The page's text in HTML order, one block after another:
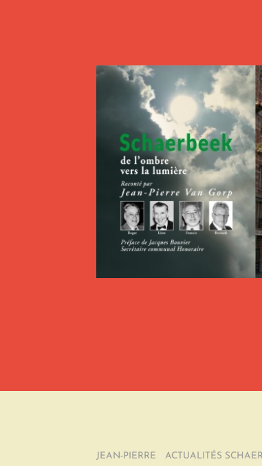
JEAN-PIERRE / ACTUALITÉS